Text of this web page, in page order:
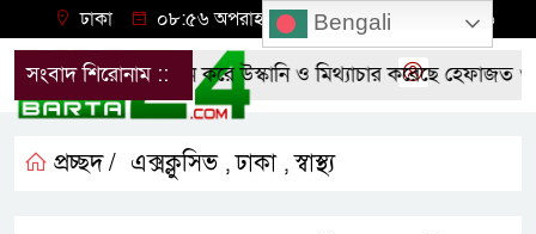
ঢাকা ০৮:৫৬ অপরাহ্ন, বৃহস্পতিবার, ০৬ অগাস্ট ২০২৬
সংবাদ শিরোনাম ::
প্রশাসনের শর্ত লঙ্ঘন করে উস্কানি ও মিথ্যাচার করেছে হেফাজত ও
প্রচ্ছদ / এক্সক্লুসিভ ,ঢাকা ,স্বাস্থ্য
Bengali